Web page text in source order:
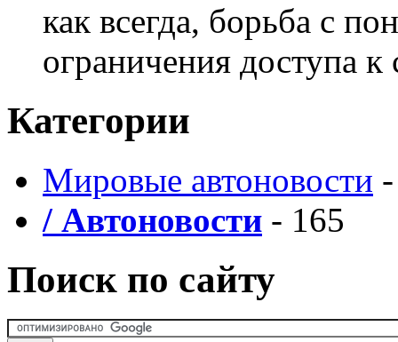
как всегда, борьба с
ограничения доступа к
Категории
Мировые автоновости
/ Автоновости - 165
Поиск по сайту